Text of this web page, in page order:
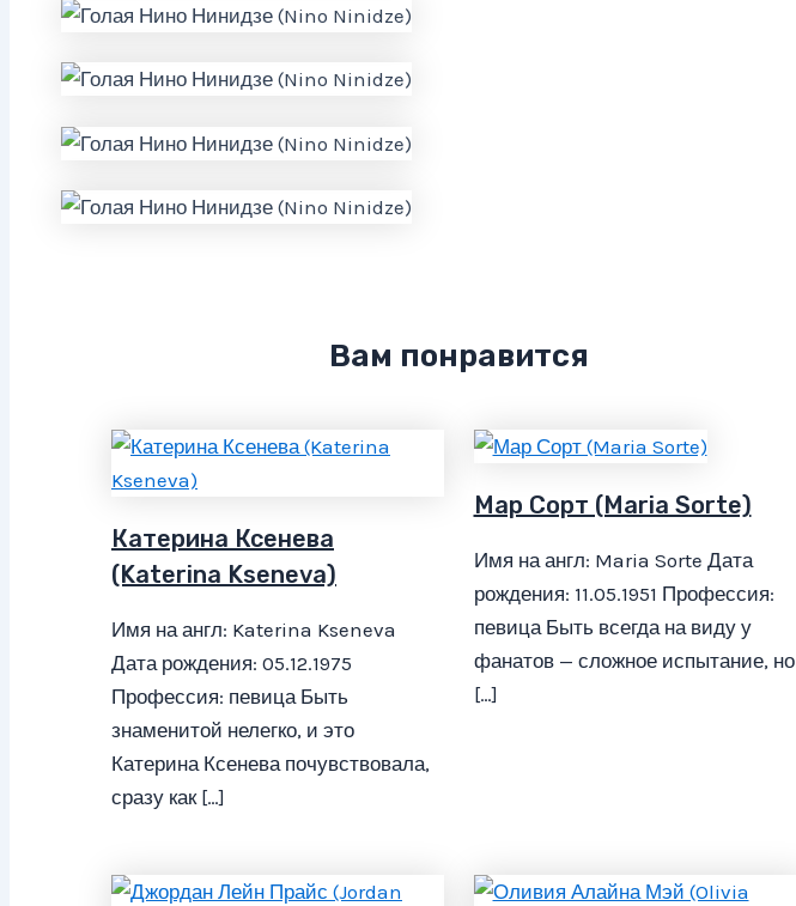
Вам понравится
Катерина Ксенева
(Katerina Kseneva)
Имя на англ: Katerina Kseneva
Дата рождения: 05.12.1975
Профессия: певица Быть
знаменитой нелегко, и это
Катерина Ксенева почувствовала,
сразу как […]
Мар Сорт (Maria Sorte)
Имя на англ: Maria Sorte Дата
рождения: 11.05.1951 Профессия:
певица Быть всегда на виду у
фанатов — сложное испытание, но
[…]